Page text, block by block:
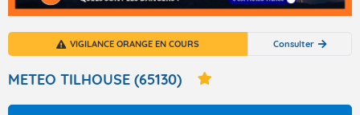
TOUS LES RÉSULTATS
Articles
VIGILANCE ORANGE EN COURS Consulter
METEO TILHOUSE (65130)